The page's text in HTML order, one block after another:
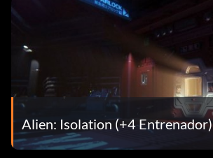
Alien: Isolation (+4 Entrenador)